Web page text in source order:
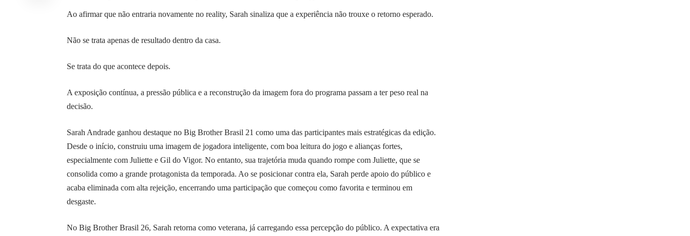
Ao afirmar que não entraria novamente no reality, Sarah sinaliza que a experiência não trouxe o retorno esperado.
Não se trata apenas de resultado dentro da casa.
Se trata do que acontece depois.
A exposição contínua, a pressão pública e a reconstrução da imagem fora do programa passam a ter peso real na
decisão.
Sarah Andrade ganhou destaque no Big Brother Brasil 21 como uma das participantes mais estratégicas da edição.
Desde o início, construiu uma imagem de jogadora inteligente, com boa leitura do jogo e alianças fortes,
especialmente com Juliette e Gil do Vigor. No entanto, sua trajetória muda quando rompe com Juliette, que se
consolida como a grande protagonista da temporada. Ao se posicionar contra ela, Sarah perde apoio do público e
acaba eliminada com alta rejeição, encerrando uma participação que começou como favorita e terminou em
desgaste.
No Big Brother Brasil 26, Sarah retorna como veterana, já carregando essa percepção do público. A expectativa era